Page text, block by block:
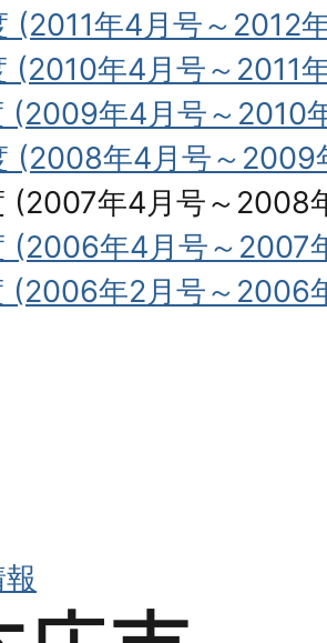
(2011年4月号～2012
(2010年4月号～2011
(2009年4月号～2010
(2008年4月号～2009
(2007年4月号～2008
(2006年4月号～2007
(2006年2月号～2006